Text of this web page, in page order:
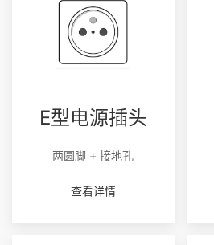
E型电源插头
两圆脚 + 接地孔
查看详情